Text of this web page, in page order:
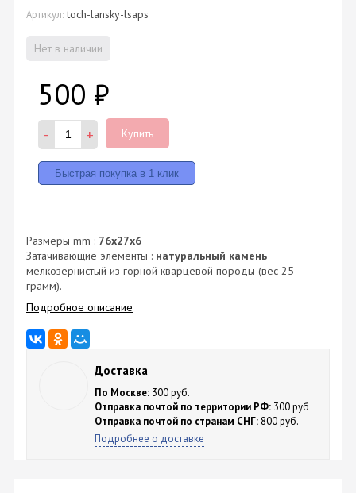
Артикул: toch-lansky-lsaps
Нет в наличии
500 ₽
- + Купить
Размеры mm : 76х27х6
Затачивающие элементы : натуральный камень
мелкозернистый из горной кварцевой породы (вес 25
грамм).
Подробное описание
Доставка
По Москве: 300 руб.
Отправка почтой по территории РФ: 300 руб
Отправка почтой по странам СНГ: 800 руб.
Подробнее о доставке